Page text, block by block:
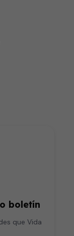
boletín
que Vida